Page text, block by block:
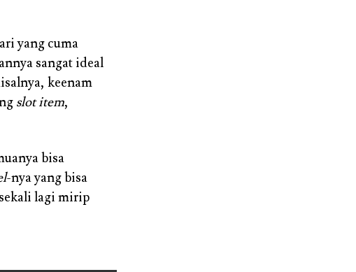
yang cuma
sangat ideal
keenam
slot item,
bisa
-nya yang bisa
lagi mirip